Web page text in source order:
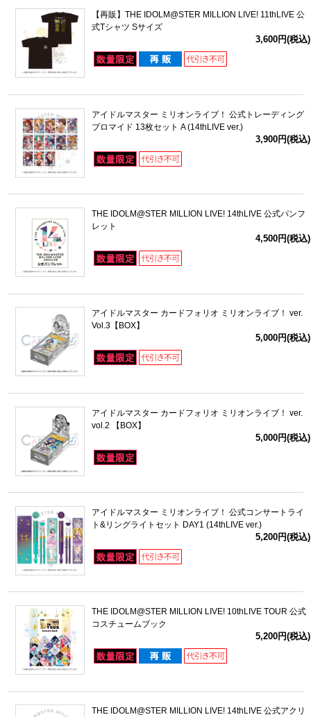
【再販】THE IDOLM@STER MILLION LIVE! 11thLIVE 公
式Tシャツ Sサイズ
3,600円(税込)
アイドルマスター ミリオンライブ！ 公式トレーディング
ブロマイド 13枚セット A (14thLIVE ver.)
3,900円(税込)
THE IDOLM@STER MILLION LIVE! 14thLIVE 公式パンフ
レット
4,500円(税込)
アイドルマスター カードフォリオ ミリオンライブ！ ver.
Vol.3【BOX】
5,000円(税込)
アイドルマスター カードフォリオ ミリオンライブ！ ver.
vol.2 【BOX】
5,000円(税込)
アイドルマスター ミリオンライブ！ 公式コンサートライ
ト&リングライトセット DAY1 (14thLIVE ver.)
5,200円(税込)
THE IDOLM@STER MILLION LIVE! 10thLIVE TOUR 公式
コスチュームブック
5,200円(税込)
THE IDOLM@STER MILLION LIVE! 14thLIVE 公式アクリ